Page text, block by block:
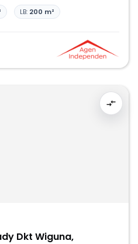
LB: 200 m²
Dkt Wiguna,